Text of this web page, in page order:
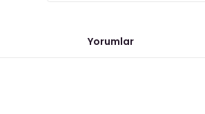
Yorumlar